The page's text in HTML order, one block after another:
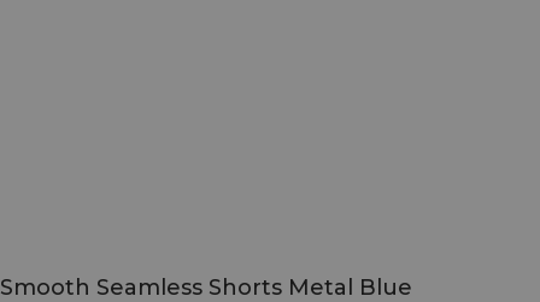
Smooth Seamless Shorts Metal Blue